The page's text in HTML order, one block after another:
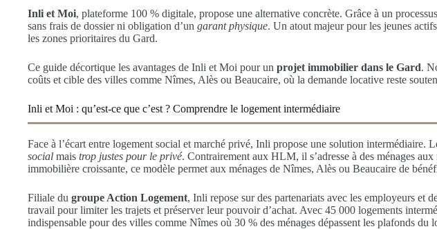
Inli et Moi, plateforme 100 % digitale, propose une alternative concrète. Grâce à un
sans frais de dossier ni obligation d’un garant physique. Un atout majeur pour les jeunes
les zones prioritaires du Gard.
Ce guide décortique les avantages de Inli et Moi pour un projet immobilier dans le Gard.
coûts et cible des villes comme Nîmes, Alès ou Beaucaire, où la demande locative reste
Inli et Moi : qu’est-ce que c’est ? Comprendre le logement intermédiaire
Face à l’écart entre logement social et marché privé, Inli propose une solution intermédiaire.
social mais trop justes pour le privé. Contrairement aux HLM, il s’adresse à des ménages aux
immobilière croissante, ce modèle permet aux ménages de Nîmes, Alès ou Beaucaire de
Filiale du groupe Action Logement, Inli repose sur des partenariats avec les employeurs et
travail pour limiter les trajets et préserver leur pouvoir d’achat. Avec 45 000 logements
indispensable pour des villes comme Nîmes où 30 % des ménages dépassent les plafonds du